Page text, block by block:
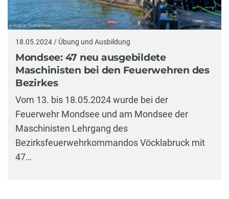
18.05.2024 / Übung und Ausbildung
Mondsee: 47 neu ausgebildete
Maschinisten bei den Feuerwehren des
Bezirkes
Vom 13. bis 18.05.2024 wurde bei der
Feuerwehr Mondsee und am Mondsee der
Maschinisten Lehrgang des
Bezirksfeuerwehrkommandos Vöcklabruck mit
47…